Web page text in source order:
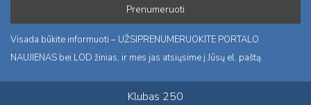
Visada būkite informuoti – UŽSIPRENUMERUOKITE PORTALO
NAUJIENAS bei LOD žinias, ir mes jas atsiųsime į Jūsų el. paštą.
Klubas 250